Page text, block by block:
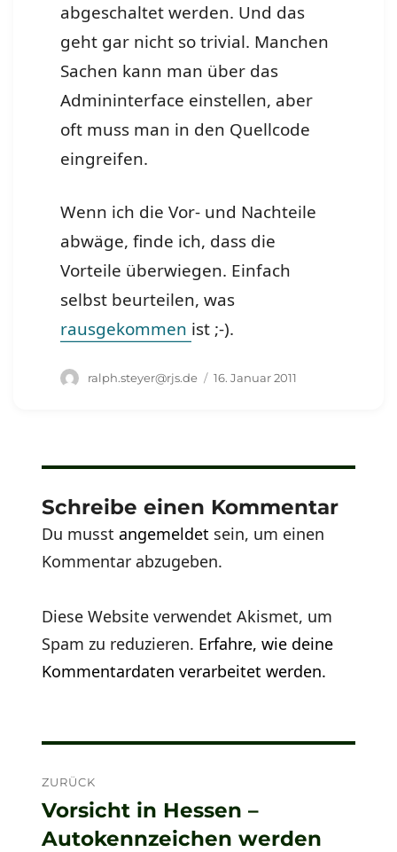
abgeschaltet werden. Und das
geht gar nicht so trivial. Manchen
Sachen kann man über das
Admininterface einstellen, aber
oft muss man in den Quellcode
eingreifen.
Wenn ich die Vor- und Nachteile
abwäge, finde ich, dass die
Vorteile überwiegen. Einfach
selbst beurteilen, was
rausgekommen ist ;-).
Autor
ralph.steyer@rjs.de
Veröffentlicht
16. Januar 2011
Schreibe einen Kommentar
Du musstangemeldet sein, um einen
Kommentar abzugeben.
Diese Website verwendet Akismet, um
Spam zu reduzieren. Erfahre, wie deine
Kommentardaten verarbeitet werden.
ZURÜCK
Vorheriger
Beitrag:
Vorsicht in Hessen –
Autokennzeichen werden